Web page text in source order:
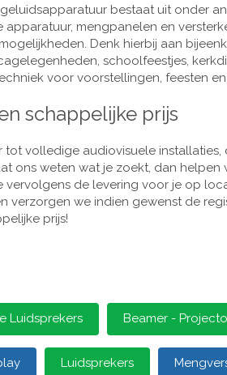
bestaat uit onder
apparatuur, mengpanelen en
Denk hierbij aan
schoolfeestjes,
voor voorstellingen, feesten
schappelijke prijs
tot volledige audiovisuele
ons weten wat je zoekt, dan
vervolgens de levering voor je op
verzorgen we indien gewenst de
prijs!
Luidsprekers Beamer -
Luidsprekers